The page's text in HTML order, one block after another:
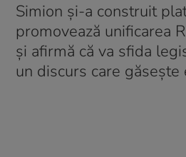
Simion și-a construit
promovează unificarea
și afirmă că va sfida
un discurs care